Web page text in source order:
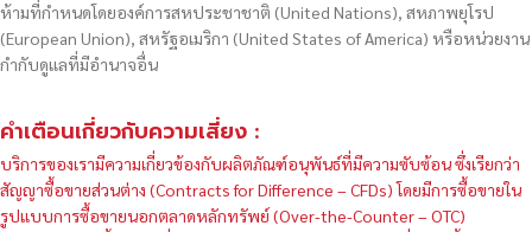
ห้ามที่กำหนดโดยองค์การสหประชาชาติ (United Nations), สหภาพยุโรป
(European Union), สหรัฐอเมริกา (United States of America) หรือหน่วยงาน
กำกับดูแลที่มีอำนาจอื่น
คำเตือนเกี่ยวกับความเสี่ยง :
บริการของเรามีความเกี่ยวข้องกับผลิตภัณฑ์อนุพันธ์ที่มีความซับซ้อน ซึ่งเรียกว่า
สัญญาซื้อขายส่วนต่าง (Contracts for Difference – CFDs) โดยมีการซื้อขายใน
รูปแบบการซื้อขายนอกตลาดหลักทรัพย์ (Over-the-Counter – OTC)